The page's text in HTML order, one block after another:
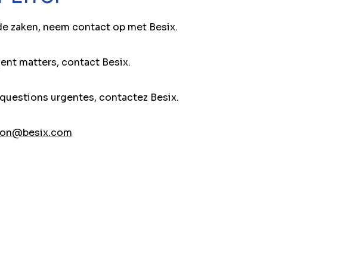
zaken, neem contact op met Besix.
matters, contact Besix.
urgentes, contactez Besix.